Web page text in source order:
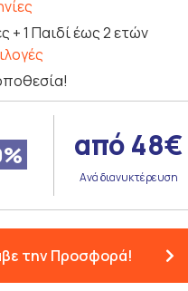
+ 1 Παιδί έως 2 ετών
από 48€
Ανά διανυκτέρευση
την Προσφορά!